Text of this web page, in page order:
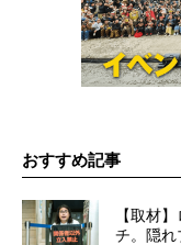
おすすめ記事
【取材
チ。隠れ